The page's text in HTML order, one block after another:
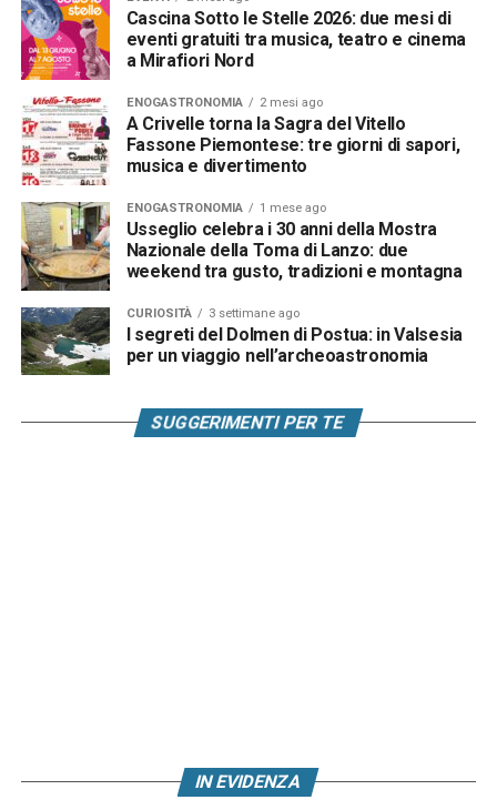
Cascina Sotto le Stelle 2026: due mesi di
eventi gratuiti tra musica, teatro e cinema
a Mirafiori Nord
ENOGASTRONOMIA 2 mesi ago
A Crivelle torna la Sagra del Vitello
Fassone Piemontese: tre giorni di sapori,
musica e divertimento
ENOGASTRONOMIA 1 mese ago
Usseglio celebra i 30 anni della Mostra
Nazionale della Toma di Lanzo: due
weekend tra gusto, tradizioni e montagna
CURIOSITÀ 3 settimane ago
I segreti del Dolmen di Postua: in Valsesia
per un viaggio nell’archeoastronomia
SUGGERIMENTI PER TE
IN EVIDENZA